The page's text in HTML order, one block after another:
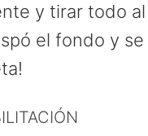
y tirar todo
el fondo y